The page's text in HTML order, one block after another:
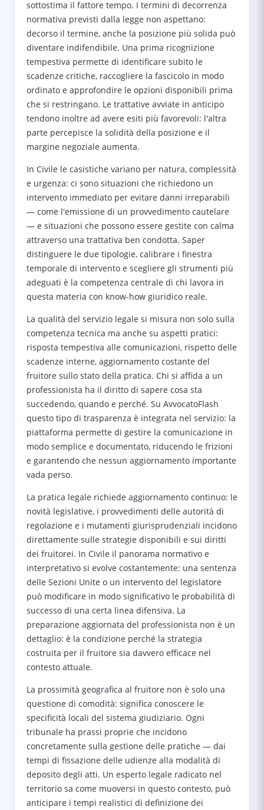
sottostima il fattore tempo. I termini di decorrenza
normativa previsti dalla legge non aspettano:
decorso il termine, anche la posizione più solida può
diventare indifendibile. Una prima ricognizione
tempestiva permette di identificare subito le
scadenze critiche, raccogliere la fascicolo in modo
ordinato e approfondire le opzioni disponibili prima
che si restringano. Le trattative avviate in anticipo
tendono inoltre ad avere esiti più favorevoli: l'altra
parte percepisce la solidità della posizione e il
margine negoziale aumenta.
In Civile le casistiche variano per natura, complessità
e urgenza: ci sono situazioni che richiedono un
intervento immediato per evitare danni irreparabili
— come l'emissione di un provvedimento cautelare
— e situazioni che possono essere gestite con calma
attraverso una trattativa ben condotta. Saper
distinguere le due tipologie, calibrare i finestra
temporale di intervento e scegliere gli strumenti più
adeguati è la competenza centrale di chi lavora in
questa materia con know-how giuridico reale.
La qualità del servizio legale si misura non solo sulla
competenza tecnica ma anche su aspetti pratici:
risposta tempestiva alle comunicazioni, rispetto delle
scadenze interne, aggiornamento costante del
fruitore sullo stato della pratica. Chi si affida a un
professionista ha il diritto di sapere cosa sta
succedendo, quando e perché. Su AvvocatoFlash
questo tipo di trasparenza è integrata nel servizio: la
piattaforma permette di gestire la comunicazione in
modo semplice e documentato, riducendo le frizioni
e garantendo che nessun aggiornamento importante
vada perso.
La pratica legale richiede aggiornamento continuo: le
novità legislative, i provvedimenti delle autorità di
regolazione e i mutamenti giurisprudenziali incidono
direttamente sulle strategie disponibili e sui diritti
dei fruitorei. In Civile il panorama normativo e
interpretativo si evolve costantemente: una sentenza
delle Sezioni Unite o un intervento del legislatore
può modificare in modo significativo le probabilità di
successo di una certa linea difensiva. La
preparazione aggiornata del professionista non è un
dettaglio: è la condizione perché la strategia
costruita per il fruitore sia davvero efficace nel
contesto attuale.
La prossimità geografica al fruitore non è solo una
questione di comodità: significa conoscere le
specificità locali del sistema giudiziario. Ogni
tribunale ha prassi proprie che incidono
concretamente sulla gestione delle pratiche — dai
tempi di fissazione delle udienze alla modalità di
deposito degli atti. Un esperto legale radicato nel
territorio sa come muoversi in questo contesto, può
anticipare i tempi realistici di definizione dei